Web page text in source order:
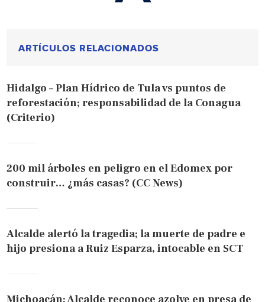
ARTÍCULOS RELACIONADOS
Hidalgo – Plan Hídrico de Tula vs puntos de
reforestación; responsabilidad de la Conagua
(Criterio)
200 mil árboles en peligro en el Edomex por
construir… ¿más casas? (CC News)
Alcalde alertó la tragedia; la muerte de padre e
hijo presiona a Ruiz Esparza, intocable en SCT